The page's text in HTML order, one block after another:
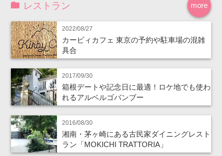
more
レストラン
2022/08/27
カービィカフェ 東京の予約や駐車場の混雑
具合
2017/09/30
箱根デートや記念日に最適！ロケ地でも使わ
れるアルベルゴバンブー
2016/08/30
湘南・茅ヶ崎にある古民家ダイニングレスト
ラン「MOKICHI TRATTORIA」